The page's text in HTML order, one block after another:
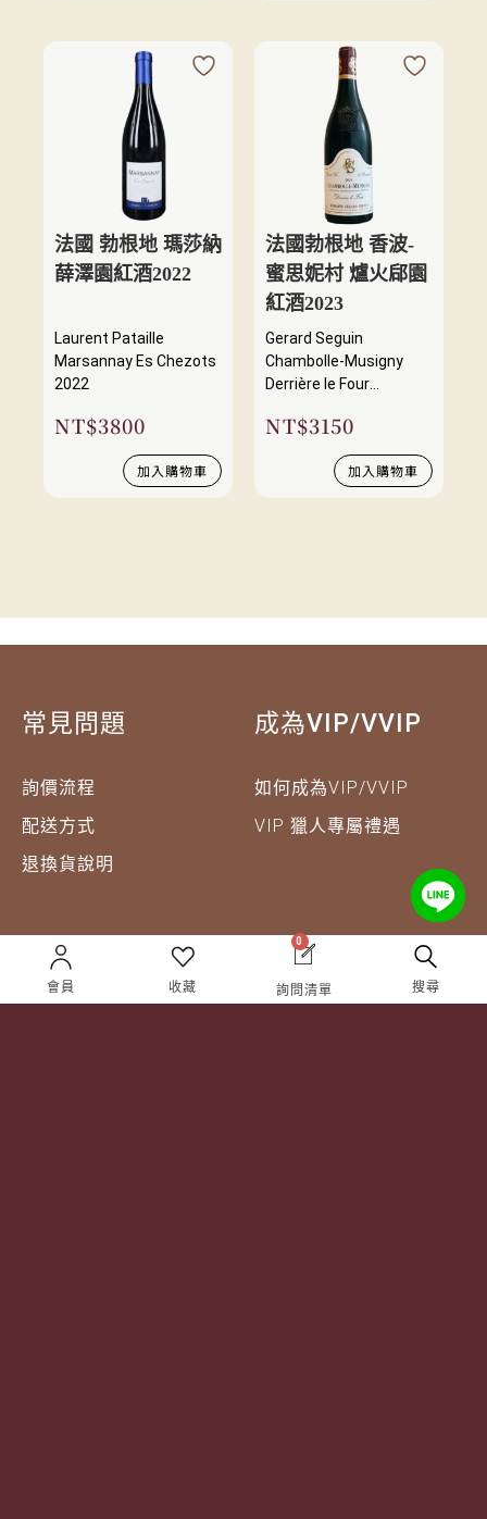
法國 勃根地 瑪莎納
薛澤園紅酒2022
Laurent Pataille
Marsannay Es Chezots
2022
NT$3800
加入購物車
法國勃根地 香波-
蜜思妮村 爐火郈園
紅酒2023
Gerard Seguin
Chambolle-Musigny
Derrière le Four
NT$3150
加入購物車
常見問題
詢價流程
配送方式
退換貨說明
成為VIP/VVIP
如何成為VIP/VVIP
VIP 獵人專屬禮遇
企業合作 關於獵酒人
會員 收藏
0
詢問清單 搜尋